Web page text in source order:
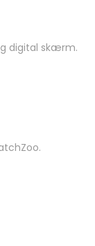
digital skærm.